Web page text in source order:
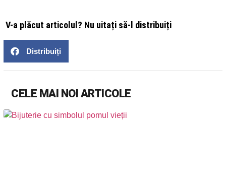
V-a plăcut articolul? Nu uitați să-l distribuiți
Distribuiți
CELE MAI NOI ARTICOLE